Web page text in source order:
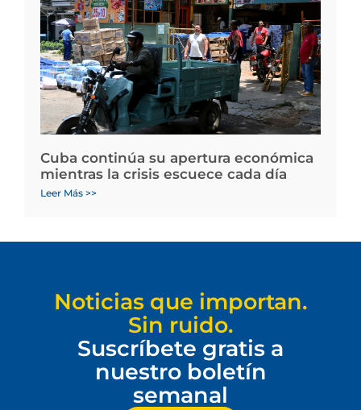
Cuba continúa su apertura económica
mientras la crisis escuece cada día
Leer Más >>
Noticias que importan.
Sin ruido.
Suscríbete gratis a
nuestro boletín
semanal